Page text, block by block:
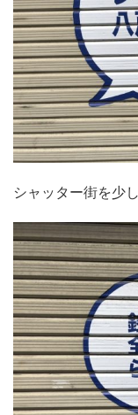
シャッター街を少